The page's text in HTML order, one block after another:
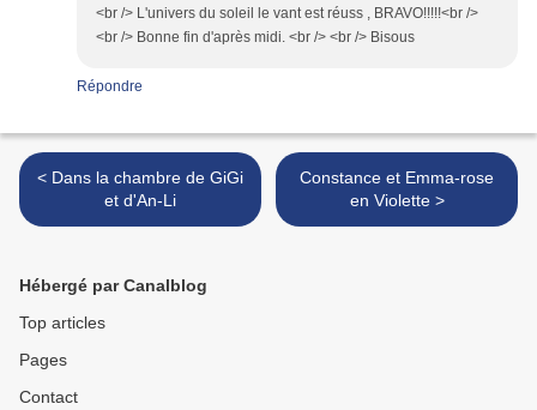
<br /> L'univers du soleil le vant est réuss , BRAVO!!!!!<br />
<br /> Bonne fin d'après midi. <br /> <br /> Bisous
Répondre
< Dans la chambre de GiGi
et d'An-Li
Constance et Emma-rose
en Violette >
Hébergé par Canalblog
Top articles
Pages
Contact